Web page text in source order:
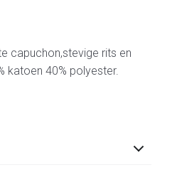
capuchon,stevige rits en
katoen 40% polyester.